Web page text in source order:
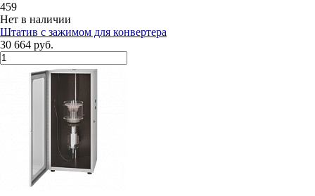
459
Нет в наличии
Штатив с зажимом для конвертера
30 664 руб.